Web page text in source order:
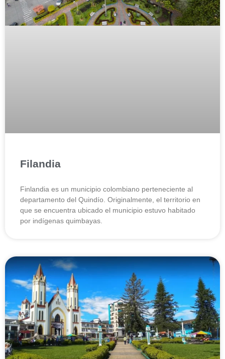
Filandia
Finlandia es un municipio colombiano perteneciente al
departamento del Quindío.​ Originalmente, el territorio en
que se encuentra ubicado el municipio estuvo habitado
por indígenas quimbayas.